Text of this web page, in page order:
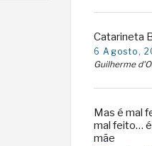
Catarineta
6 Agosto,
Guilherme
Mas é mal
mal feito…
mãe